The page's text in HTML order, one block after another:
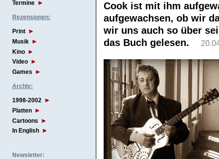
Termine
Rezensionen:
Print
Musik
Kino
Video
Games
Archiv:
1998-2002
Platten
Cartoons
In English
Newsletter:
Cook ist mit ihm
aufgewachsen, ob wir
wir uns auch so über
das Buch gelesen.